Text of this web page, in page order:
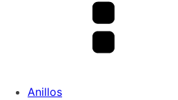
Anillos